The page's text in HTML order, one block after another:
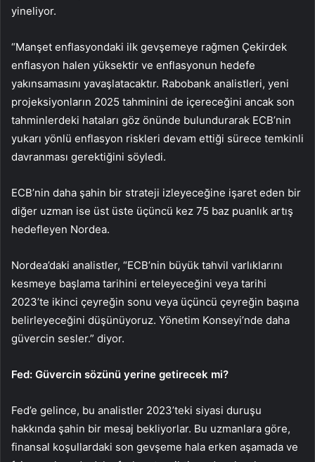
yineliyor.
“Manşet enflasyondaki ilk gevşemeye rağmen Çekirdek
enflasyon halen yüksektir ve enflasyonun hedefe
yakınsamasını yavaşlatacaktır. Rabobank analistleri, yeni
projeksiyonların 2025 tahminini de içereceğini ancak son
tahminlerdeki hataları göz önünde bulundurarak ECB’nin
yukarı yönlü enflasyon riskleri devam ettiği sürece temkinli
davranması gerektiğini söyledi.
ECB’nin daha şahin bir strateji izleyeceğine işaret eden bir
diğer uzman ise üst üste üçüncü kez 75 baz puanlık artış
hedefleyen Nordea.
Nordea’daki analistler, “ECB’nin büyük tahvil varlıklarını
kesmeye başlama tarihini erteleyeceğini veya tarihi
2023’te ikinci çeyreğin sonu veya üçüncü çeyreğin başına
belirleyeceğini düşünüyoruz. Yönetim Konseyi’nde daha
güvercin sesler.” diyor.
Fed: Güvercin sözünü yerine getirecek mi?
Fed’e gelince, bu analistler 2023’teki siyasi duruşu
hakkında şahin bir mesaj bekliyorlar. Bu uzmanlara göre,
finansal koşullardaki son gevşeme hala erken aşamada ve